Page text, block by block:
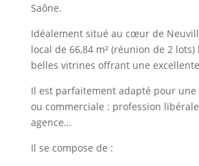
Saône.
Idéalement situé au cœur de
local de 66,84 m² (réunion de 2
belles vitrines offrant une
Il est parfaitement adapté pour
ou commerciale : profession
agence…
Il se compose de :